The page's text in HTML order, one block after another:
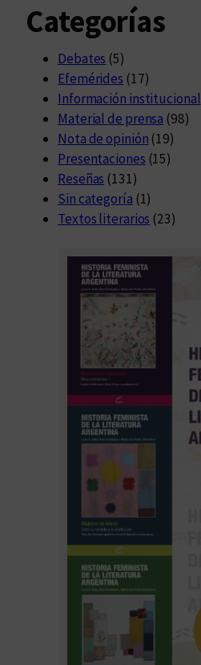
Categorías
Debates (5)
Efemérides (17)
Información institucional
Material de prensa (98)
Nota de opinión (19)
Presentaciones (15)
Reseñas (131)
Sin categoría (1)
Textos literarios (23)